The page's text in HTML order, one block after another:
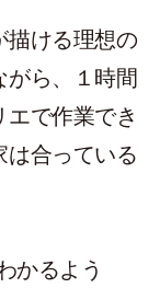
描ける理想の
ら、１時間
で作業でき
は合っている
かるよう